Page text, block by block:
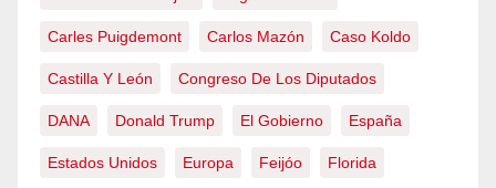
Carles Puigdemont Carlos Mazón Caso Koldo
Castilla Y León Congreso De Los Diputados
DANA Donald Trump El Gobierno España
Estados Unidos Europa Feijóo Florida